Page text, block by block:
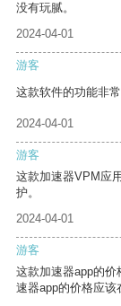
没有玩腻。
2024-04-01
游客
这款软件的功能非
2024-04-01
游客
这款加速器VPM应
护。
2024-04-01
游客
这款加速器app的
速器app的价格应该